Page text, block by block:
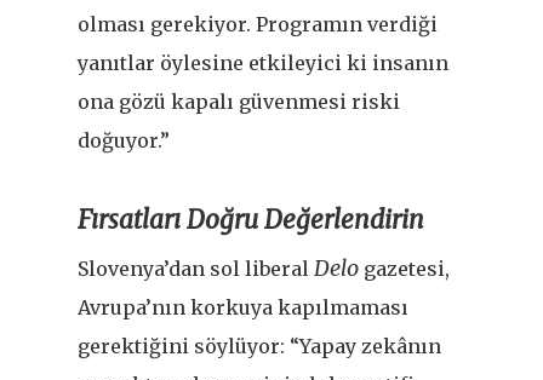
olması gerekiyor. Programın verdiği
yanıtlar öylesine etkileyici ki insanın
ona gözü kapalı güvenmesi riski
doğuyor.”
Fırsatları Doğru Değerlendirin
Slovenya’dan sol liberal Delo gazetesi,
Avrupa’nın korkuya kapılmaması
gerektiğini söylüyor: “Yapay zekânın